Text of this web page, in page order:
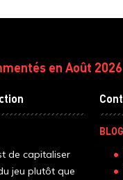
en Août 2026
de capitaliser
jeu plutôt que